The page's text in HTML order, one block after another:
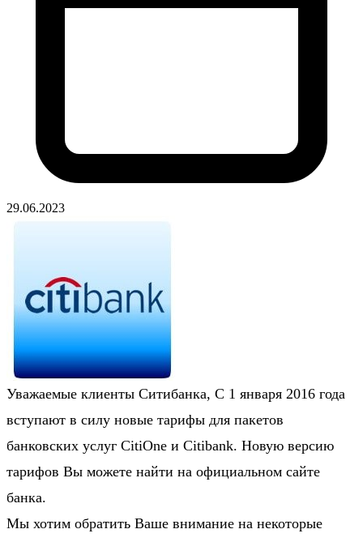
29.06.2023
Уважаемые клиенты Ситибанка, С 1 января 2016 года
вступают в силу новые тарифы для пакетов
банковских услуг CitiOne и Citibank. Новую версию
тарифов Вы можете найти на официальном сайте
банка.
Мы хотим обратить Ваше внимание на некоторые